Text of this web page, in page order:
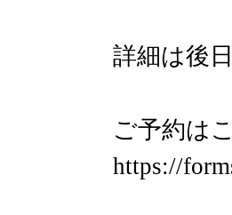
詳細は後
ご予約は
https://